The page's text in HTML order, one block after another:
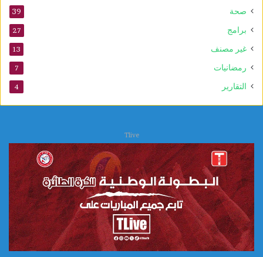
صحة 39
برامج 27
غير مصنف 13
رمضانيات 7
التقارير 4
Tlive